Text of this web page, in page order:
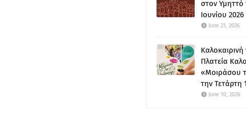
στον Υμηττό
Ιουνίου
June 21, 2026
Πλατεία
«Μοιράσου
την Τετάρτη
June 10, 2026